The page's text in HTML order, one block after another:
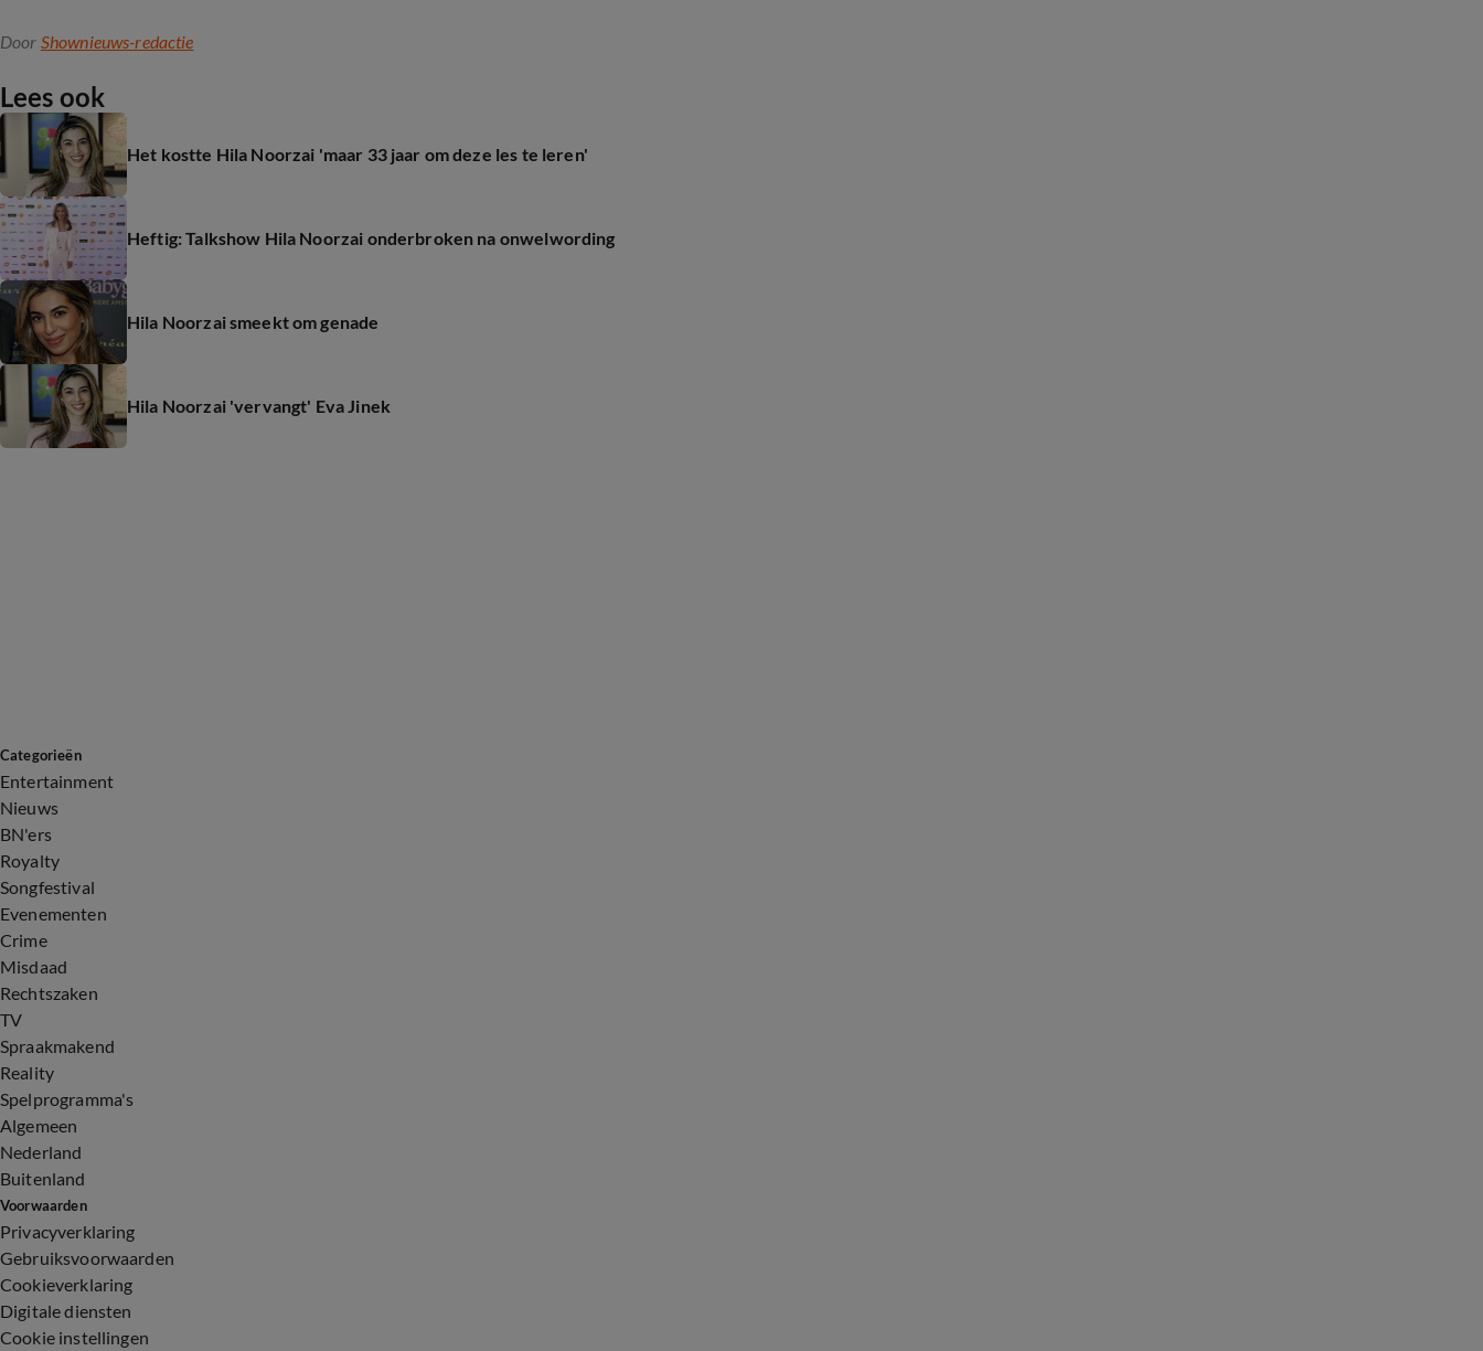
Door Shownieuws-redactie
Lees ook
Het kostte Hila Noorzai 'maar 33 jaar om deze les te leren'
Heftig: Talkshow Hila Noorzai onderbroken na onwelwording
Hila Noorzai smeekt om genade
Hila Noorzai 'vervangt' Eva Jinek
Categorieën
Entertainment
Nieuws
BN'ers
Royalty
Songfestival
Evenementen
Crime
Misdaad
Rechtszaken
TV
Spraakmakend
Reality
Spelprogramma's
Algemeen
Nederland
Buitenland
Voorwaarden
Privacyverklaring
Gebruiksvoorwaarden
Cookieverklaring
Digitale diensten
Cookie instellingen